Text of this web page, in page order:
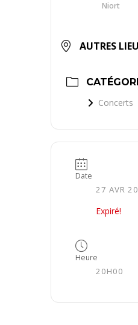
Niort
AUTRES
Concerts
Date
27 AVR
Expiré!
Heure
20H00